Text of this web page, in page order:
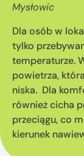
Mysłowic
Dla osób w
tylko
temperaturze.
powietrza,
niska. Dla
również cicha
przeciągu, co
kierunek